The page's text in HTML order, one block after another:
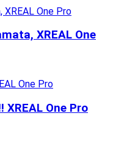
XREAL One
XREAL One Pro